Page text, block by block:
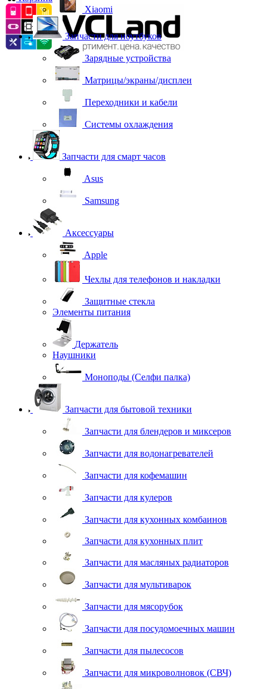
Xiaomi
Запчасти для ноутбуков
Зарядные устройства
Матрицы/экраны/дисплеи
Переходники и кабели
Системы охлаждения
Запчасти для смарт часов
Asus
Samsung
Аксессуары
Apple
Чехлы для телефонов и накладки
Защитные стекла
Элементы питания
Держатель
Наушники
Моноподы (Селфи палка)
Запчасти для бытовой техники
Запчасти для блендеров и миксеров
Запчасти для водонагревателей
Запчасти для кофемашин
Запчасти для кулеров
Запчасти для кухонных комбаинов
Запчасти для кухонных плит
Запчасти для масляных радиаторов
Запчасти для мультиварок
Запчасти для мясорубок
Запчасти для посудомоечных машин
Запчасти для пылесосов
Запчасти для микроволновок (СВЧ)